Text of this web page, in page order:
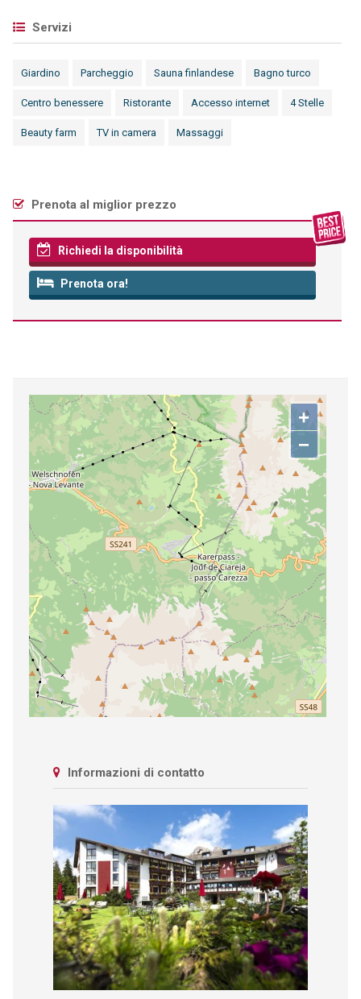
Servizi
Giardino Parcheggio Sauna finlandese Bagno turco
Centro benessere Ristorante Accesso internet 4 Stelle
Beauty farm TV in camera Massaggi
Prenota al miglior prezzo
Richiedi la disponibilità
Prenota ora!
+
−
Informazioni di contatto